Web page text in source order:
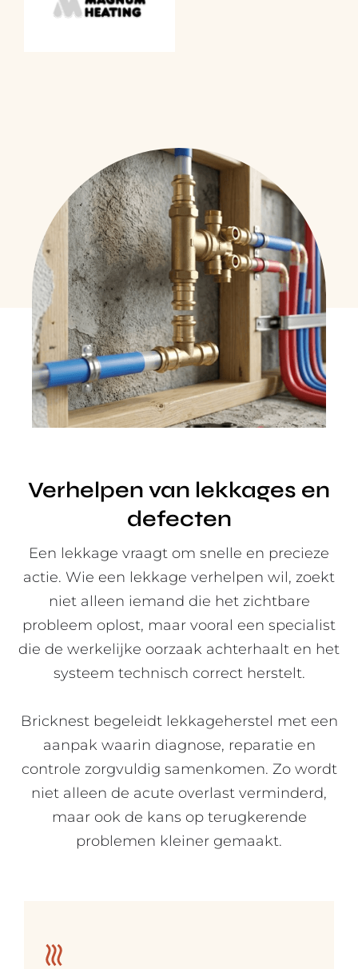
Verhelpen van lekkages en
defecten
Een lekkage vraagt om snelle en precieze
actie. Wie een lekkage verhelpen wil, zoekt
niet alleen iemand die het zichtbare
probleem oplost, maar vooral een specialist
die de werkelijke oorzaak achterhaalt en het
systeem technisch correct herstelt.
Bricknest begeleidt lekkageherstel met een
aanpak waarin diagnose, reparatie en
controle zorgvuldig samenkomen. Zo wordt
niet alleen de acute overlast verminderd,
maar ook de kans op terugkerende
problemen kleiner gemaakt.